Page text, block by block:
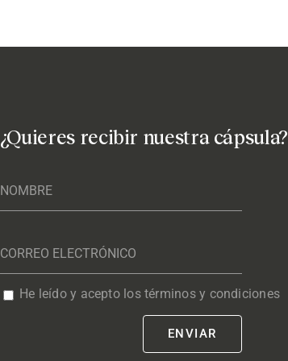
¿Quieres recibir nuestra cápsula?
He leído y acepto los términos y condiciones